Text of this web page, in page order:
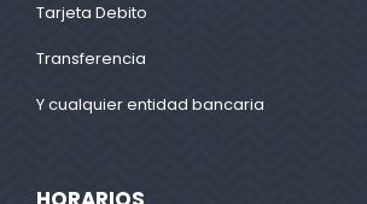
Tarjeta Debito
Transferencia
Y cualquier entidad bancaria